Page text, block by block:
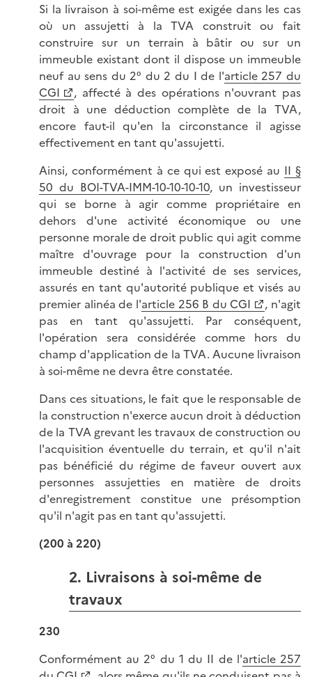
Si la livraison à soi-même est exigée dans les cas
où un assujetti à la TVA construit ou fait
construire sur un terrain à bâtir ou sur un
immeuble existant dont il dispose un immeuble
neuf au sens du 2° du 2 du I de l'article 257 du
CGI
, affecté à des opérations n'ouvrant pas
droit à une déduction complète de la TVA,
encore faut-il qu'en la circonstance il agisse
effectivement en tant qu'assujetti.
Ainsi, conformément à ce qui est exposé au II §
50 du BOI-TVA-IMM-10-10-10-10, un investisseur
qui se borne à agir comme propriétaire en
dehors d'une activité économique ou une
personne morale de droit public qui agit comme
maître d'ouvrage pour la construction d'un
immeuble destiné à l'activité de ses services,
assurés en tant qu'autorité publique et visés au
premier alinéa de l'article 256 B du CGI
, n'agit
pas en tant qu'assujetti. Par conséquent,
l'opération sera considérée comme hors du
champ d'application de la TVA. Aucune livraison
à soi-même ne devra être constatée.
Dans ces situations, le fait que le responsable de
la construction n'exerce aucun droit à déduction
de la TVA grevant les travaux de construction ou
l'acquisition éventuelle du terrain, et qu'il n'ait
pas bénéficié du régime de faveur ouvert aux
personnes assujetties en matière de droits
d'enregistrement constitue une présomption
qu'il n'agit pas en tant qu'assujetti.
(200 à 220)
2. Livraisons à soi-même de
travaux
230
Conformément au 2° du 1 du II de l'article 257